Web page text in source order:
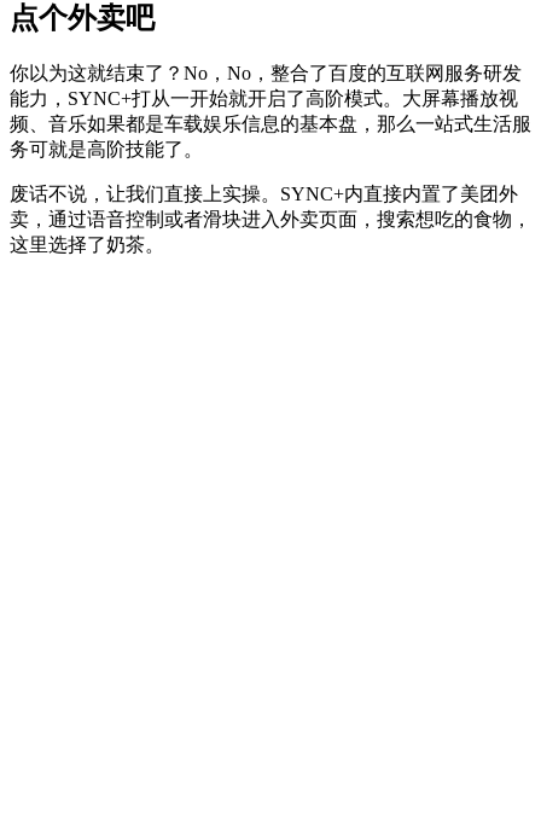
点个外卖吧
你以为这就结束了？No，No，整合了百度的互联网服务研发
能力，SYNC+打从一开始就开启了高阶模式。大屏幕播放视
频、音乐如果都是车载娱乐信息的基本盘，那么一站式生活服
务可就是高阶技能了。
废话不说，让我们直接上实操。SYNC+内直接内置了美团外
卖，通过语音控制或者滑块进入外卖页面，搜索想吃的食物，
这里选择了奶茶。